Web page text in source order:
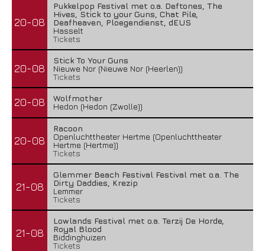
20-08
Pukkelpop Festival met o.a. Deftones, The
Hives, Stick to your Guns, Chat Pile,
Deafheaven, Ploegendienst, dEUS
Hasselt
Tickets
20-08
Stick To Your Guns
Nieuwe Nor (Nieuwe Nor (Heerlen))
Tickets
20-08
Wolfmother
Hedon (Hedon (Zwolle))
20-08
Racoon
Openluchttheater Hertme (Openluchttheater
Hertme (Hertme))
Tickets
21-08
Glemmer Beach Festival Festival met o.a. The
Dirty Daddies, Krezip
Lemmer
Tickets
21-08
Lowlands Festival met o.a. Terzij De Horde,
Royal Blood
Biddinghuizen
Tickets